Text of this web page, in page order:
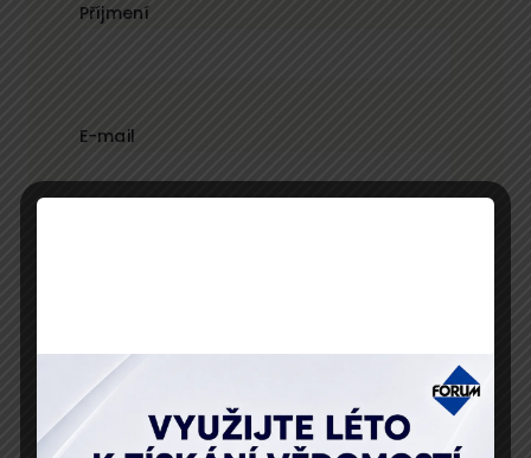
Příjmení
E-mail
Vaše osobní údaje zpracováváme v souladu s GDPR.